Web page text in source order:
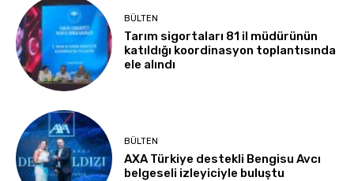
BÜLTEN
Tarım sigortaları 81 il müdürünün
katıldığı koordinasyon toplantısında
ele alındı
BÜLTEN
AXA Türkiye destekli Bengisu Avcı
belgeseli izleyiciyle buluştu